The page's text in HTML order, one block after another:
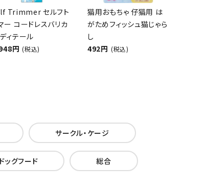
Trimmer セルフト
ー コードレスバリカ
ィテール
円 (税込)
猫用おもちゃ 仔猫用 は
がためフィッシュ猫じゃら
し
492円 (税込)
サークル・ケージ
ドッグフード 総合